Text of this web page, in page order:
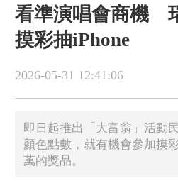
看準演唱會商機
摸彩抽iPhone
2026-05-31 12:41:06
即日起推出「大富翁」活動
顏色點數，就有機會參加摸
萬的獎品。